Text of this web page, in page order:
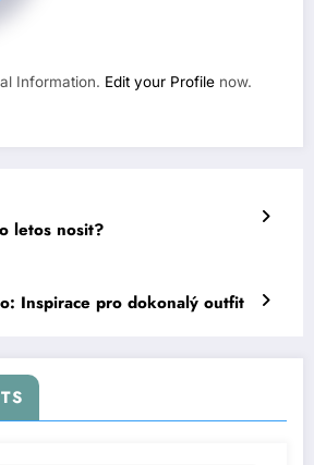
Information. Edit your Profile now.
letos nosit?
Inspirace pro dokonalý outfit